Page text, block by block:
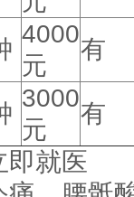
4000
元
有
3000
元
有
即就医